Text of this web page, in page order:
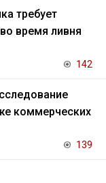
требует
время ливня
142
коммерческих
139